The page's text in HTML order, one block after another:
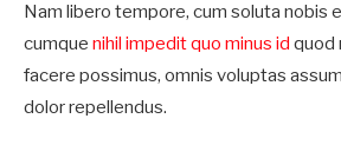
Nam libero tempore, cum soluta nobis
cumque nihil impedit quo minus id quod
facere possimus, omnis voluptas
dolor repellendus.